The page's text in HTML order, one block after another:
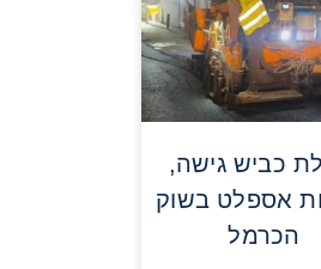
כביש גישה,
אספלט בשוק
הכרמל